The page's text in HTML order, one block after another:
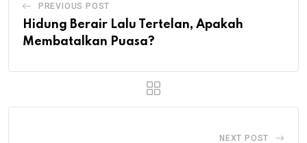
PREVIOUS POST
Hidung Berair Lalu Tertelan, Apakah
Membatalkan Puasa?
NEXT POST